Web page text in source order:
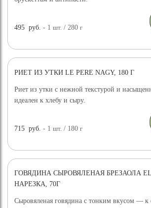
495 руб. - 1шт. / 280г
РИЕТ ИЗ УТКИ LE PERE NAGY, 180 Г
Риет из утки с нежной текстурой и
идеален к хлебу и сыру.
715 руб. - 1шт. / 180г
ГОВЯДИНА СЫРОВЯЛЕНАЯ БРЕЗАОЛА EL
НАРЕЗКА, 70Г
Сыровяленая говядина с тонким вкусом — к